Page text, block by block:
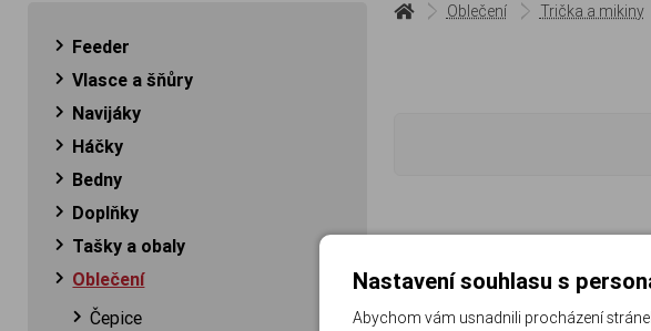
Feeder
Vlasce a šňůry
Navijáky
Háčky
Bedny
Doplňky
Tašky a obaly
Oblečení
Čepice
Oblečení Trička a mikiny
Nastavení souhlasu s
Abychom vám usnadnili procházení